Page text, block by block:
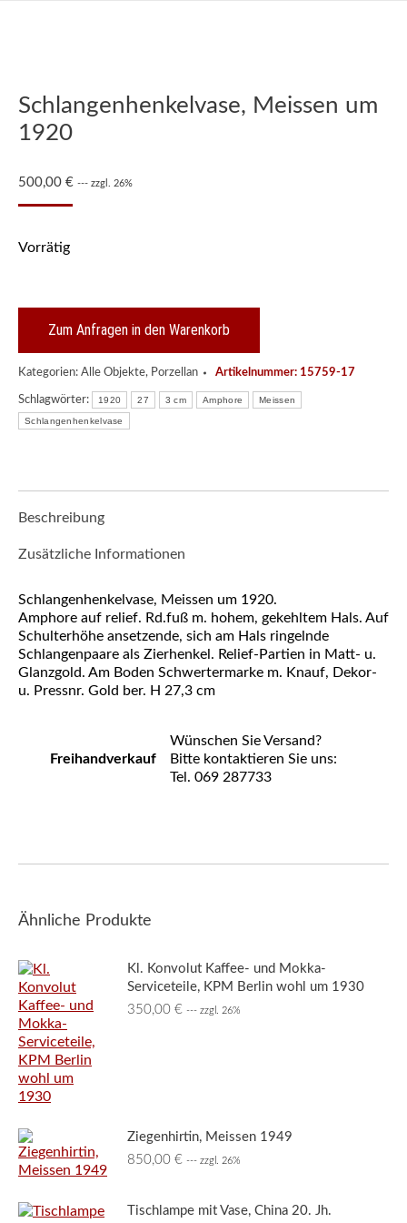
Schlangenhenkelvase, Meissen um
1920
500,00 € --- zzgl. 26%
Vorrätig
Zum Anfragen in den Warenkorb
Kategorien: Alle Objekte, Porzellan Artikelnummer: 15759-17
Schlagwörter: 1920 27 3 cm Amphore Meissen
Schlangenhenkelvase
Beschreibung
Zusätzliche Informationen
Schlangenhenkelvase, Meissen um 1920.
Amphore auf relief. Rd.fuß m. hohem, gekehltem Hals. Auf
Schulterhöhe ansetzende, sich am Hals ringelnde
Schlangenpaare als Zierhenkel. Relief-Partien in Matt- u.
Glanzgold. Am Boden Schwertermarke m. Knauf, Dekor-
u. Pressnr. Gold ber. H 27,3 cm
Freihandverkauf
Wünschen Sie Versand?
Bitte kontaktieren Sie uns:
Tel. 069 287733
Ähnliche Produkte
Kl. Konvolut Kaffee- und Mokka-
Serviceteile, KPM Berlin wohl um 1930
350,00 € --- zzgl. 26%
Ziegenhirtin, Meissen 1949
850,00 € --- zzgl. 26%
Tischlampe mit Vase, China 20. Jh.